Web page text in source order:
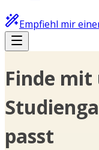
Empfiehl mir
Finde mit
passt